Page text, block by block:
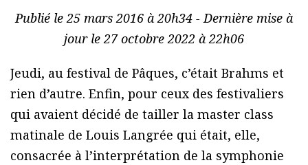
Publié le 25 mars 2016 à 20h34 - Dernière mise à
jour le 27 octobre 2022 à 22h06
Jeudi, au festival de Pâques, c’était Brahms et
rien d’autre. Enfin, pour ceux des festivaliers
qui avaient décidé de tailler la master class
matinale de Louis Langrée qui était, elle,
consacrée à l’interprétation de la symphonie